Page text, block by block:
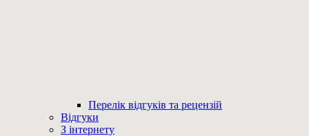
Перелік відгуків та рецензій
Відгуки
З інтернету